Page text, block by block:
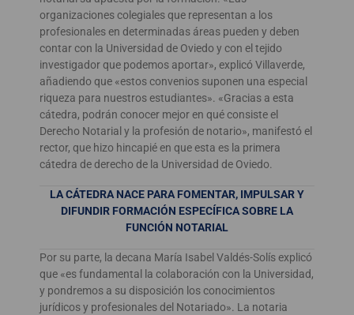
organizaciones colegiales que representan a los
profesionales en determinadas áreas pueden y deben
contar con la Universidad de Oviedo y con el tejido
investigador que podemos aportar», explicó Villaverde,
añadiendo que «estos convenios suponen una especial
riqueza para nuestros estudiantes». «Gracias a esta
cátedra, podrán conocer mejor en qué consiste el
Derecho Notarial y la profesión de notario», manifestó el
rector, que hizo hincapié en que esta es la primera
cátedra de derecho de la Universidad de Oviedo.
LA CÁTEDRA NACE PARA FOMENTAR, IMPULSAR Y
DIFUNDIR FORMACIÓN ESPECÍFICA SOBRE LA
FUNCIÓN NOTARIAL
Por su parte, la decana María Isabel Valdés-Solís explicó
que «es fundamental la colaboración con la Universidad,
y pondremos a su disposición los conocimientos
jurídicos y profesionales del Notariado». La notaria